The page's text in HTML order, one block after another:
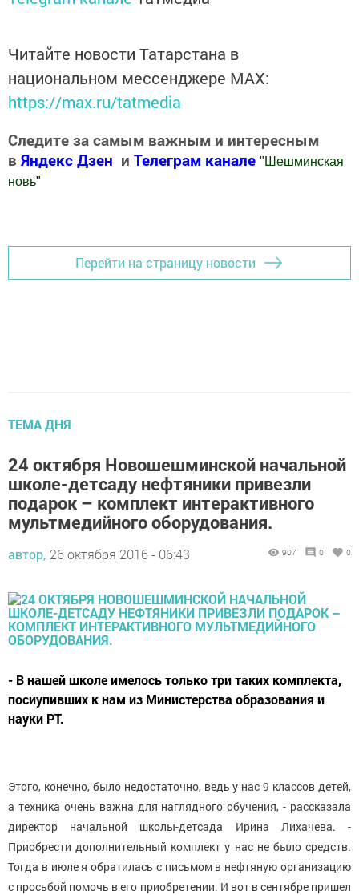
Читайте новости Татарстана в
национальном мессенджере MАХ:
https://max.ru/tatmedia
Следите за самым важным и интересным
в Яндекс Дзен и Телеграм канале " Шешминская
новь"
Перейти на страницу новости
ТЕМА ДНЯ
24 октября Новошешминской начальной
школе-детсаду нефтяники привезли
подарок – комплект интерактивного
мультмедийного оборудования.
автор, 26 октября 2016 - 06:43 907 0 0
- В нашей школе имелось только три таких комплекта,
посиупивших к нам из Министерства образования и
науки РТ.
Этого, конечно, было недостаточно, ведь у нас 9 классов детей,
а техника очень важна для наглядного обучения, - рассказала
директор начальной школы-детсада Ирина Лихачева. -
Приобрести дополнительный комплект у нас не было средств.
Тогда в июле я обратилась с письмом в нефтяную организацию
с просьбой помочь в его приобретении. И вот в сентябре пришел